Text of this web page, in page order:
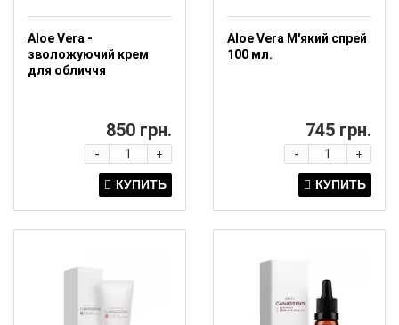
Aloe Vera -
зволожуючий крем
для обличчя
850 грн.
+
-
Aloe Vera М'який спрей
100 мл.
745 грн.
+
-